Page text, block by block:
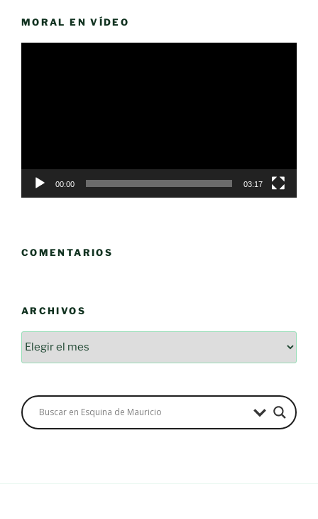
MORAL EN VÍDEO
00:00 03:17
COMENTARIOS
ARCHIVOS